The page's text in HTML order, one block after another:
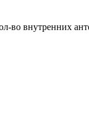
во внутренних